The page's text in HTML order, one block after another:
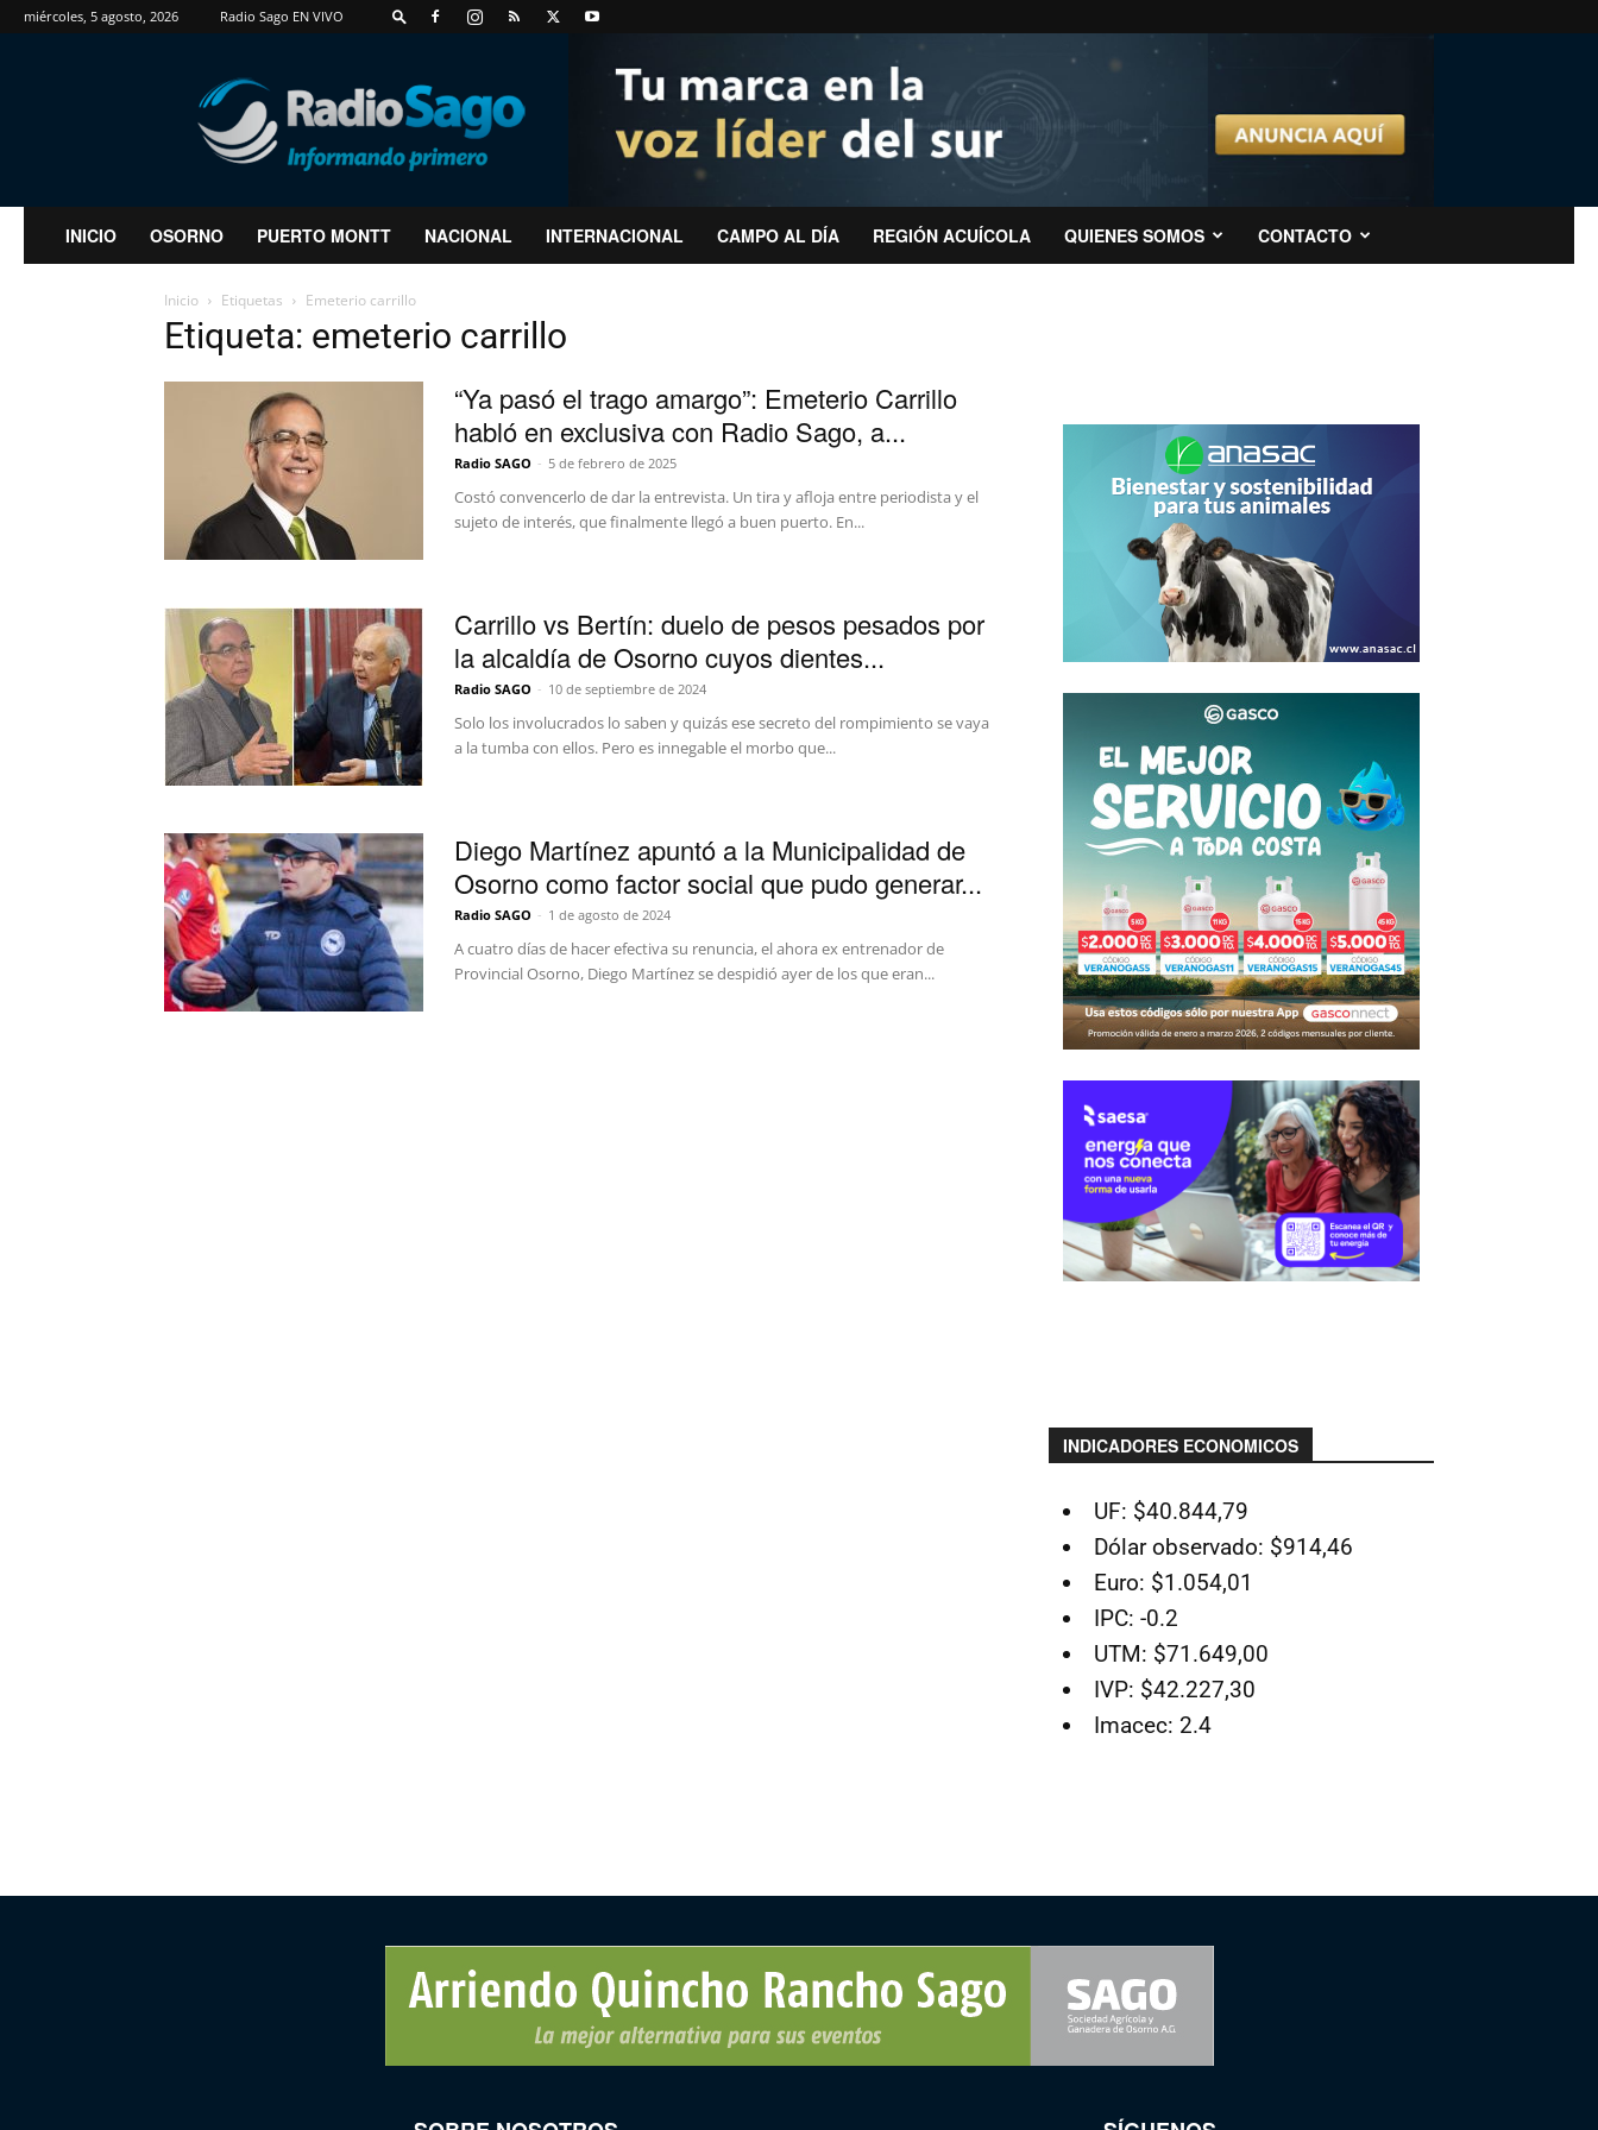
miércoles, 5 agosto, 2026 Radio Sago EN VIVO
RadioSago
INICIO OSORNO PUERTO MONTT NACIONAL INTERNACIONAL CAMPO AL DÍA REGIÓN ACUÍCOLA QUIENES SOMOS CONTACTO
Inicio Etiquetas Emeterio carrillo
Etiqueta: emeterio carrillo
“Ya pasó el trago amargo”: Emeterio Carrillo
habló en exclusiva con Radio Sago, a...
Radio SAGO - 5 de febrero de 2025
Costó convencerlo de dar la entrevista. Un tira y afloja entre periodista y el
sujeto de interés, que finalmente llegó a buen puerto. En...
Carrillo vs Bertín: duelo de pesos pesados por
la alcaldía de Osorno cuyos dientes...
Radio SAGO - 10 de septiembre de 2024
Solo los involucrados lo saben y quizás ese secreto del rompimiento se vaya
a la tumba con ellos. Pero es innegable el morbo que...
Diego Martínez apuntó a la Municipalidad de
Osorno como factor social que pudo generar...
Radio SAGO - 1 de agosto de 2024
A cuatro días de hacer efectiva su renuncia, el ahora ex entrenador de
Provincial Osorno, Diego Martínez se despidió ayer de los que eran...
INDICADORES ECONOMICOS
UF: $40.844,79
Dólar observado: $914,46
Euro: $1.054,01
IPC: -0.2
UTM: $71.649,00
IVP: $42.227,30
Imacec: 2.4